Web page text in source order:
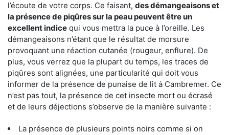
l’écoute de votre corps. Ce faisant, des démangeaisons et
la présence de piqûres sur la peau peuvent être un
excellent indice qui vous mettra la puce à l’oreille. Les
démangeaisons n’étant que le résultat de morsure
provoquant une réaction cutanée (rougeur, enflure). De
plus, vous verrez que la plupart du temps, les traces de
piqûres sont alignées, une particularité qui doit vous
informer de la présence de punaise de lit à Cambremer. Ce
n’est pas tout, la présence de cet insecte mort ou écrasé
et de leurs déjections s’observe de la manière suivante :
La présence de plusieurs points noirs comme si on